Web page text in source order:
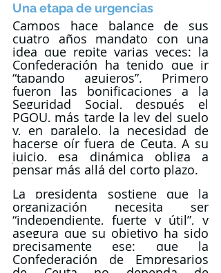
Una etapa de urgencias
Campos hace balance de sus
cuatro años mandato con una
idea que repite varias veces: la
Confederación ha tenido que ir
“tapando agujeros”. Primero
fueron las bonificaciones a la
Seguridad Social, después el
PGOU, más tarde la ley del suelo
y, en paralelo, la necesidad de
hacerse oír fuera de Ceuta. A su
juicio, esa dinámica obliga a
pensar más allá del corto plazo.
La presidenta sostiene que la
organización necesita ser
“independiente, fuerte y útil”, y
asegura que su objetivo ha sido
precisamente ese: que la
Confederación de Empresarios